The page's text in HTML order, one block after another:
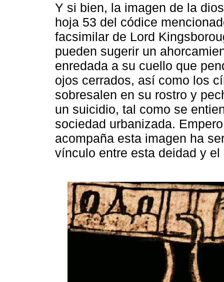
Y si bien, la imagen de la
hoja 53 del códice
facsimilar de Lord
pueden sugerir un
enredada a su cuello que
ojos cerrados, así como los
sobresalen en su rostro y
un suicidio, tal como se
sociedad urbanizada.
acompaña esta imagen ha
vínculo entre esta deidad y